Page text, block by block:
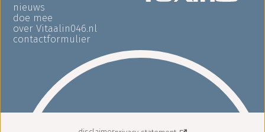
nieuws
doe mee
over Vitaalin046.nl
contactformulier